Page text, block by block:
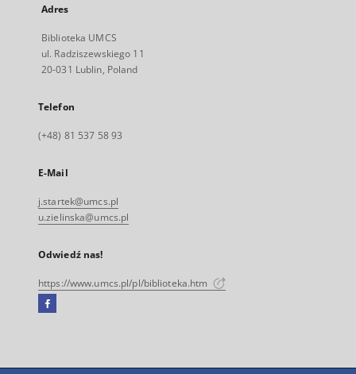
Adres
Biblioteka UMCS
ul. Radziszewskiego 11
20-031 Lublin, Poland
Telefon
(+48) 81 537 58 93
E-Mail
j.startek@umcs.pl
u.zielinska@umcs.pl
Odwiedź nas!
https://www.umcs.pl/pl/biblioteka.htm
Facebook
się